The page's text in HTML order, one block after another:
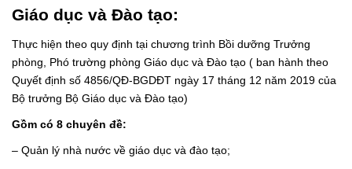
Giáo dục và Đào tạo:
Thực hiện theo quy định tại chương trình Bồi dưỡng Trưởng
phòng, Phó trường phòng Giáo dục và Đào tạo ( ban hành theo
Quyết định số 4856/QĐ-BGDĐT ngày 17 tháng 12 năm 2019 của
Bộ trưởng Bộ Giáo dục và Đào tạo)
Gồm có 8 chuyên đề:
– Quản lý nhà nước về giáo dục và đào tạo;